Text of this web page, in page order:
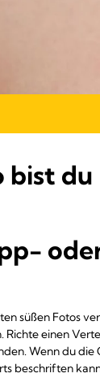
bist du
süßen Fotos
einen
Wenn du die
beschriften